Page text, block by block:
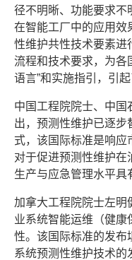
径不明晰、功能要求不
在智能工厂中的应用效
性维护共性技术要素进
流程和技术要求，为各
语言”和实施指引，引
中国工程院院士、中国
出，预测性维护已逐步
式，该国际标准是响应
对于促进预测性维护在
生产与应急管理水平具
加拿大工程院院士左明
业系统智能运维（健康
性。该国际标准的发布
系统预测性维护技术的